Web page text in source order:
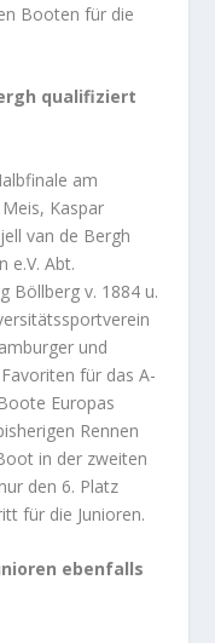
Booten für die
qualifiziert
am
Kaspar
van de Bergh
e.V. Abt.
Böllberg v. 1884 u.
und
für das A-
Europas
Rennen
in der zweiten
den 6. Platz
für die Junioren.
ebenfalls